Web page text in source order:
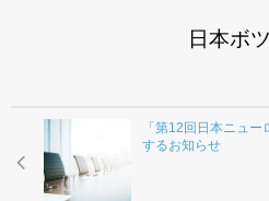
日本ボ
「第12回日本ニュ
するお知らせ